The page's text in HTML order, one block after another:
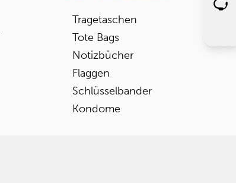
Tragetaschen
Tote Bags
Notizbücher
Flaggen
Schlüsselbander
Kondome